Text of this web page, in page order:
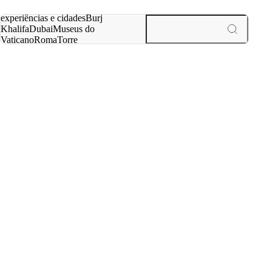
experiências e cidadesBurj
KhalifaDubaiMuseus do
VaticanoRomaTorre